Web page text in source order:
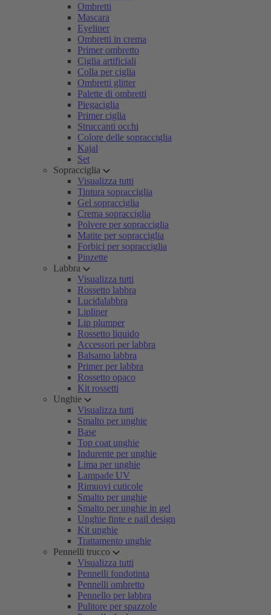
Ombretti
Mascara
Eyeliner
Ombretti in crema
Primer ombretto
Ciglia artificiali
Colla per ciglia
Ombretti glitter
Palette di ombretti
Piegaciglia
Primer ciglia
Struccanti occhi
Colore delle sopracciglia
Kajal
Set
Sopracciglia
Visualizza tutti
Tintura sopracciglia
Gel sopracciglia
Crema sopracciglia
Polvere per sopracciglia
Matite per sopracciglia
Forbici per sopracciglia
Pinzette
Labbra
Visualizza tutti
Rossetto labbra
Lucidalabbra
Lipliner
Lip plumper
Rossetto liquido
Accessori per labbra
Balsamo labbra
Primer per labbra
Rossetto opaco
Kit rossetti
Unghie
Visualizza tutti
Smalto per unghie
Base
Top coat unghie
Indurente per unghie
Lima per unghie
Lampade UV
Rimuovi cuticole
Smalto per unghie
Smalto per unghie in gel
Unghie finte e nail design
Kit unghie
Trattamento unghie
Pennelli trucco
Visualizza tutti
Pennelli fondotinta
Pennelli ombretto
Pennello per labbra
Pulitore per spazzole